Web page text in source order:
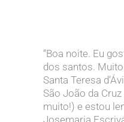
“Boa noite. Eu
dos santos.
Santa Teresa
São João da
muito!) e estou
Josemaria